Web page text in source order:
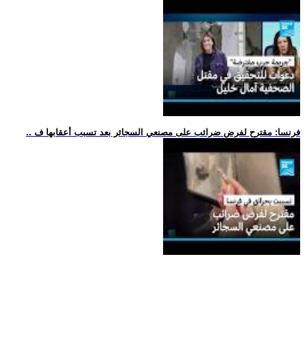
.. فرنسا: مقترح لفرض ضرائب على مصنعي السجائر بعد تسبب أعقابها ف